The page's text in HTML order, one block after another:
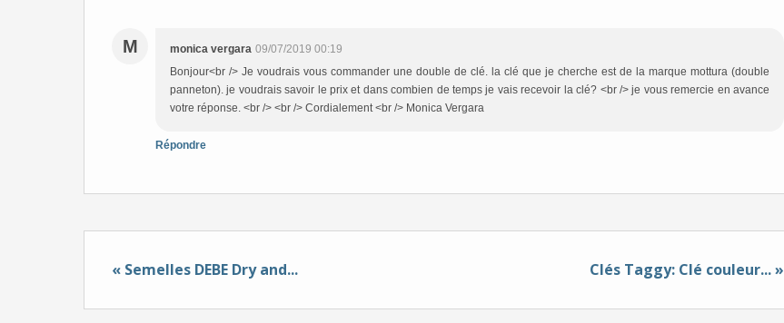
M monica vergara 09/07/2019 00:19
Bonjour<br /> Je voudrais vous commander une double de clé. la clé que je cherche est de la marque mottura (double
panneton). je voudrais savoir le prix et dans combien de temps je vais recevoir la clé? <br /> je vous remercie en avance
votre réponse. <br /> <br /> Cordialement <br /> Monica Vergara
Répondre
« Semelles DEBE Dry and... Clés Taggy: Clé couleur... »